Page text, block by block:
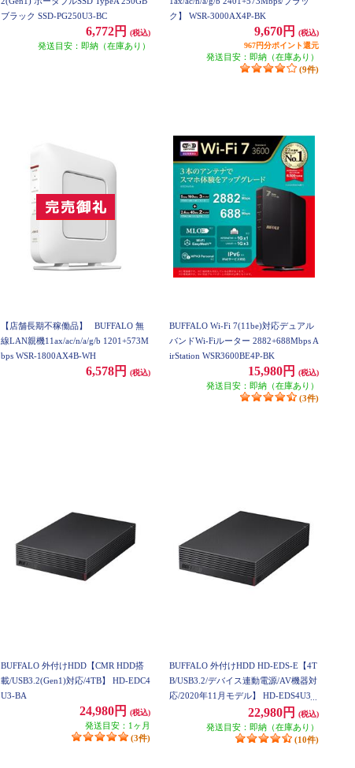
ブラック SSD-PG250U3-BC
6,772円 (税込)
発送目安：即納（在庫あり）
ク】 WSR-3000AX4P-BK
9,670円
(税込)
967円分ポイント還元
発送目安：即納（在庫あり）
(9件)
【店舗長期不稼働品】
BUFFALO 無
線LAN親機11ax/ac/n/a/g/b 1201+573M
bps WSR-1800AX4B-WH
6,578円 (税込)
BUFFALO Wi-Fi 7(11be)対応デュアル
バンドWi-Fiルーター 2882+688Mbps A
irStation WSR3600BE4P-BK
15,980円 (税込)
発送目安：即納（在庫あり）
(3件)
BUFFALO 外付けHDD【CMR HDD搭
載/USB3.2(Gen1)対応/4TB】 HD-EDC4
U3-BA
24,980円 (税込)
発送目安：1ヶ月
(3件)
BUFFALO 外付けHDD HD-EDS-E【4T
B/USB3.2/デバイス連動電源/AV機器対
応/2020年11月モデル】 HD-EDS4U3-
22,980円 (税込)
発送目安：即納（在庫あり）
(10件)